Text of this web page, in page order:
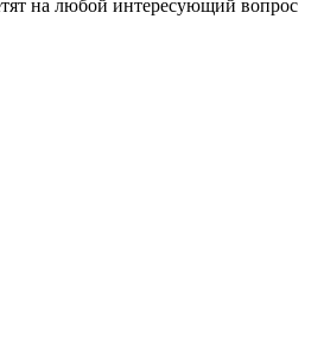
на любой интересующий вопрос